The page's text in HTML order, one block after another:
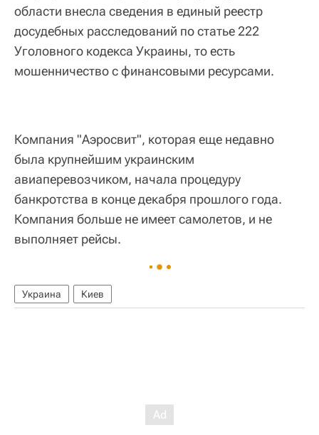
области внесла сведения в единый реестр
досудебных расследований по статье 222
Уголовного кодекса Украины, то есть
мошенничество с финансовыми ресурсами.
Компания "Аэросвит", которая еще недавно
была крупнейшим украинским
авиаперевозчиком, начала процедуру
банкротства в конце декабря прошлого года.
Компания больше не имеет самолетов, и не
выполняет рейсы.
Украина Киев